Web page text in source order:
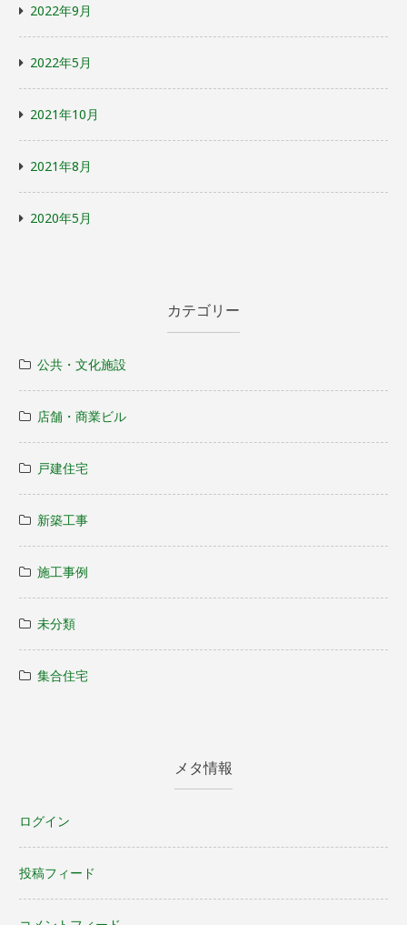
2022年9月
2022年5月
2021年10月
2021年8月
2020年5月
カテゴリー
公共・文化施設
店舗・商業ビル
戸建住宅
新築工事
施工事例
未分類
集合住宅
メタ情報
ログイン
投稿フィード